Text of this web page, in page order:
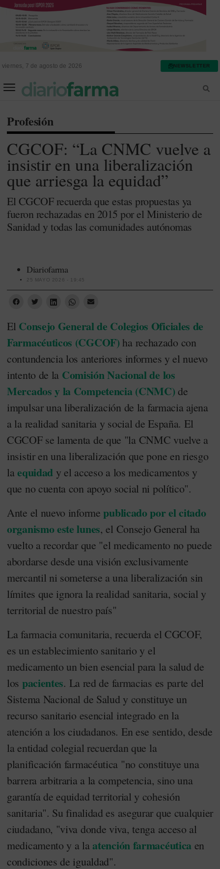
viernes, 7 de agosto de 2026 NEWSLETTER
Profesión
CGCOF: “La CNMC vuelve a
insistir en una liberalización
que arriesga la equidad”
El CGCOF recuerda que estas propuestas ya
fueron rechazadas en 2015 por el Ministerio de
Sanidad y todas las comunidades autónomas
Diariofarma
25 MAYO 2026 - 19:45
El Consejo General de Colegios Oficiales de
Farmacéuticos (CGCOF) ha rechazado con
contundencia los anteriores informes y el nuevo
intento de la Comisión Nacional de los
Mercados y la Competencia (CNMC) de
impulsar una liberalización de la farmacia ajena
a la realidad sanitaria y social de España. El
CGCOF se lamenta de que "la CNMC vuelve a
insistir en una liberalización que pone en riesgo
laequidad y el acceso a los medicamentos y
que no cuenta con apoyo social ni político".
Ante el nuevo informepublicado por el citado
organismo este lunes, el Consejo General ha
vuelto a recordar que "el medicamento no puede
abordarse desde una visión exclusivamente
mercantil ni someterse a una liberalización sin
límites que ignora la realidad sanitaria, social y
territorial de nuestro país"
La farmacia comunitaria, recuerda el CGCOF,
es un establecimiento sanitario y el
medicamento un bien esencial para la salud de
los pacientes. La red de farmacias es parte del
Sistema Nacional de Salud y constituye un
recurso sanitario esencial integrado en la
atención a los ciudadanos. En ese sentido, desde
la entidad colegial recuerdan que la
planificación farmacéutica "no constituye una
barrera arbitraria a la competencia, sino una
garantía de equidad territorial y cohesión
sanitaria". Su finalidad es asegurar que cualquier
ciudadano, "viva donde viva, tenga acceso al
medicamento y a laatención farmacéutica en
condiciones de igualdad".